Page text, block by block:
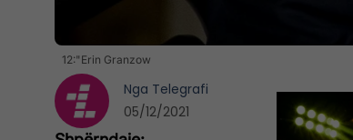
12:"Erin Granzow
Nga Telegrafi
05/12/2021